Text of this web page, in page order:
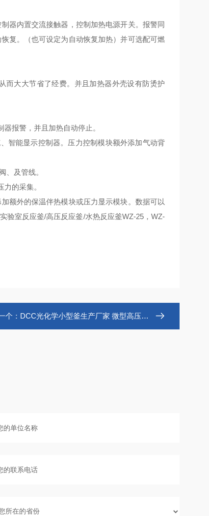
器内置交流接触器，控制加热电源开关。报警同
复。（也可设定为自动恢复加热）并可选配可燃
而大大节省了经费。并且加热器外壳设有防烫护
报警，并且加热自动停止。
智能显示控制器。压力控制模块额外添加气动背
及管线。
的采集。
额外的保温伴热模块或压力显示模块。数据可以
验室反应釜/高压反应釜/水热反应釜WZ-25，WZ-
个： DCC光化学小型釜生产厂家 微型高压反应釜